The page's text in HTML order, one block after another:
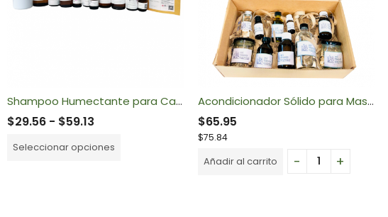
Shampoo Humectante para Cabello Normal
$29.56 - $59.13
Seleccionar opciones
Acondicionador Sólido para Mascotas
$65.95
$75.84
Añadir al carrito